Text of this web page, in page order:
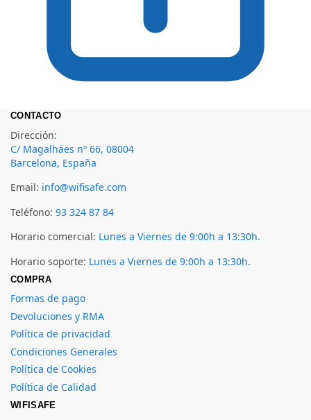
CONTACTO
Dirección:
C/ Magalhäes nº 66, 08004
Barcelona, España
Email: info@wifisafe.com
Teléfono: 93 324 87 84
Horario comercial: Lunes a Viernes de 9:00h a 13:30h.
Horario soporte: Lunes a Viernes de 9:00h a 13:30h.
COMPRA
Formas de pago
Devoluciones y RMA
Política de privacidad
Condiciones Generales
Política de Cookies
Política de Calidad
WIFISAFE